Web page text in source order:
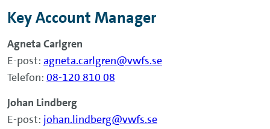
Key Account Manager
Agneta Carlgren
E-post: agneta.carlgren@vwfs.se
Telefon: 08-120 810 08
Johan Lindberg
E-post: johan.lindberg@vwfs.se